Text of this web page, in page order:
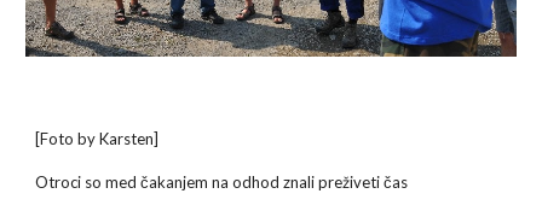
[Foto by Karsten]
Otroci so med čakanjem na odhod znali preživeti čas